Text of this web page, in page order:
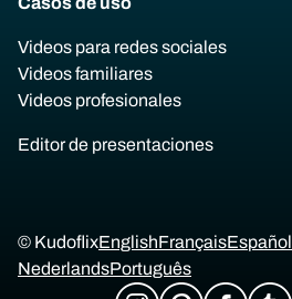
Videos para redes sociales
Videos familiares
Videos profesionales
Editor de presentaciones
© KudoflixEnglishFrançaisEspañol
NederlandsPortuguês